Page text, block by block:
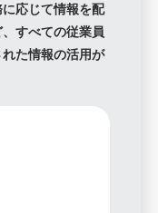
応じて情報を配
すべての従業員
た情報の活用が